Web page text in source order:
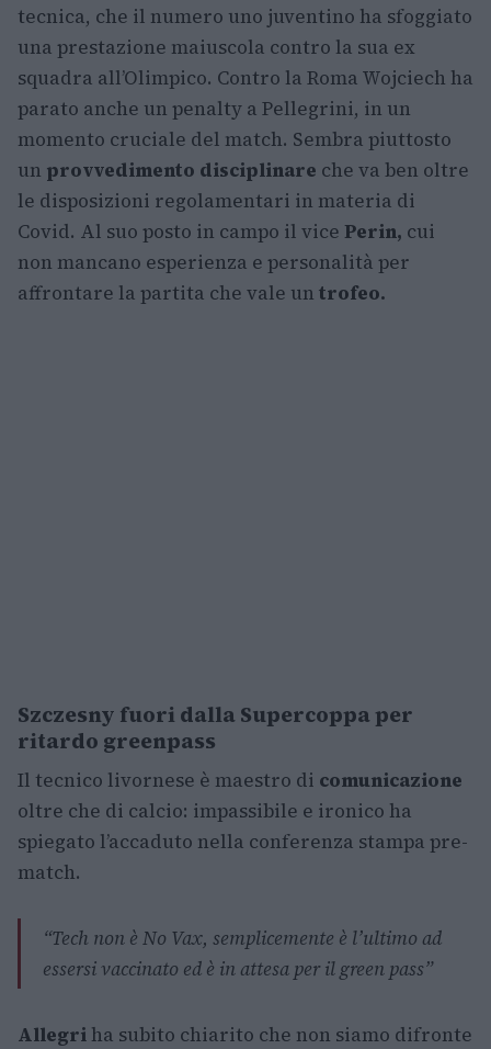
tecnica, che il numero uno juventino ha sfoggiato
una prestazione maiuscola contro la sua ex
squadra all’Olimpico. Contro la Roma Wojciech ha
parato anche un penalty a Pellegrini, in un
momento cruciale del match. Sembra piuttosto
un provvedimento disciplinare che va ben oltre
le disposizioni regolamentari in materia di
Covid. Al suo posto in campo il vice Perin, cui
non mancano esperienza e personalità per
affrontare la partita che vale un trofeo.
Szczesny fuori dalla Supercoppa per
ritardo greenpass
Il tecnico livornese è maestro di comunicazione
oltre che di calcio: impassibile e ironico ha
spiegato l’accaduto nella conferenza stampa pre-
match.
“Tech non è No Vax, semplicemente è l’ultimo ad
essersi vaccinato ed è in attesa per il green pass”
Allegri ha subito chiarito che non siamo difronte